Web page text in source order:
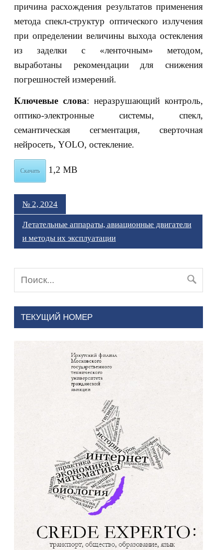
причина расхождения результатов применения
метода спекл-структур оптического излучения
при определении величины выхода остекления
из заделки с «ленточным» методом,
выработаны рекомендации для снижения
погрешностей измерений.
Ключевые слова: неразрушающий контроль,
оптико-электронные системы, спекл,
семантическая сегментация, сверточная
нейросеть, YOLO, остекление.
Скачать 1,2 MB
№ 2, 2024
Летательные аппараты, авиационные двигатели
и методы их эксплуатации
ТЕКУЩИЙ НОМЕР